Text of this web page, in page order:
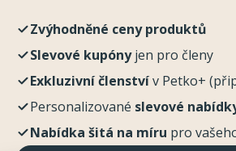
Zvýhodněné ceny produktů
Slevové kupónyjen pro členy
Exkluzivní členstvív Petko+
Personalizované slevové
Nabídka šitá na míru pro